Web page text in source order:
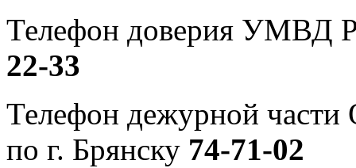
Телефон доверия УМВД
22-33
Телефон дежурной
по г. Брянску 74-71-02